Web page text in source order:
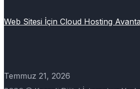
Web Sitesi İçin Cloud Hosting
Temmuz 21, 2026